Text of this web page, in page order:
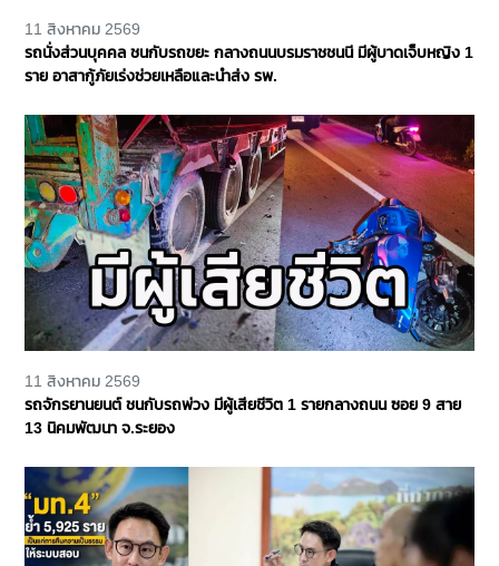
11 สิงหาคม 2569
รถนั่งส่วนบุคคล ชนกับรถขยะ กลางถนนบรมราชชนนี มีผู้บาดเจ็บหญิง 1
ราย อาสากู้ภัยเร่งช่วยเหลือและนำส่ง รพ.
11 สิงหาคม 2569
รถจักรยานยนต์ ชนกับรถพ่วง มีผู้เสียชีวิต 1 รายกลางถนน ซอย 9 สาย
13 นิคมพัฒนา จ.ระยอง